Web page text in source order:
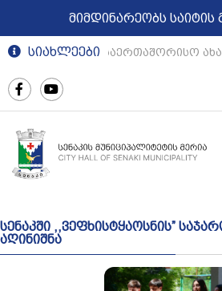
მიმდინარეობს საიტის
სიახლეები
თეატრების საერთაშორისო
სენაკში ,,ვეფხისტყაოსნის”
აღინიშნა